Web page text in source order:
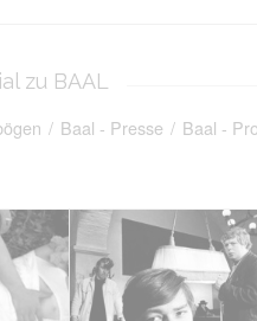
zu BAAL
/ Baal - Presse / Baal -